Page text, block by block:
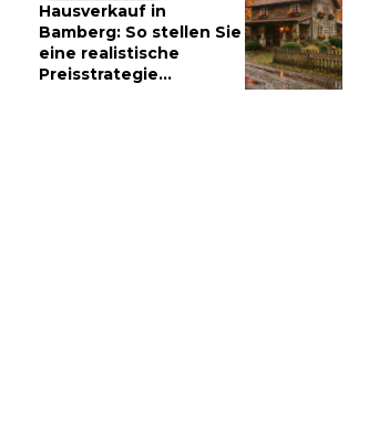
Hausverkauf in
Bamberg: So stellen Sie
eine realistische
Preisstrategie...